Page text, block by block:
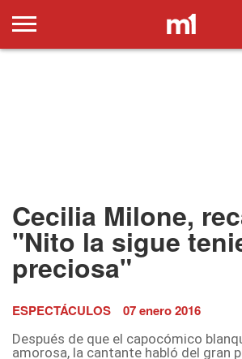
Cecilia Milone,
"Nito la sigue
preciosa"
ESPECTÁCULOS 07 enero 2016
Después de que el capocómico
amorosa, la cantante habló del gran